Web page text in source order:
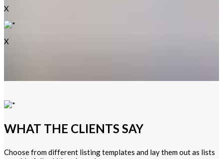
X
X
WHAT THE CLIENTS SAY
Choose from different listing templates and lay them out as lists